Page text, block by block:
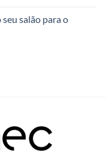
salão para o